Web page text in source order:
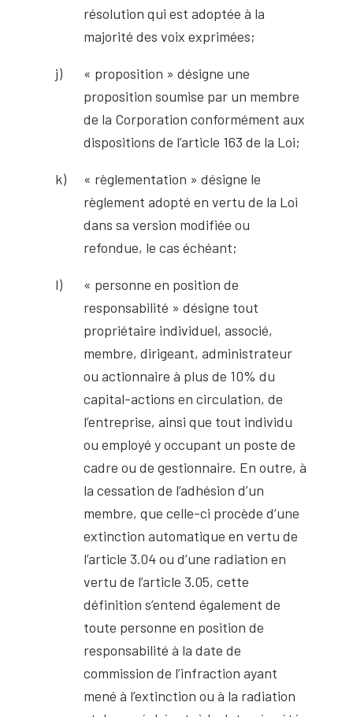
résolution qui est adoptée à la
majorité des voix exprimées;
« proposition » désigne une
proposition soumise par un membre
de la Corporation conformément aux
dispositions de l’article 163 de la Loi;
« règlementation » désigne le
règlement adopté en vertu de la Loi
dans sa version modifiée ou
refondue, le cas échéant;
« personne en position de
responsabilité » désigne tout
propriétaire individuel, associé,
membre, dirigeant, administrateur
ou actionnaire à plus de 10% du
capital-actions en circulation, de
l’entreprise, ainsi que tout individu
ou employé y occupant un poste de
cadre ou de gestionnaire. En outre, à
la cessation de l’adhésion d’un
membre, que celle-ci procède d’une
extinction automatique en vertu de
l’article 3.04 ou d’une radiation en
vertu de l’article 3.05, cette
définition s’entend également de
toute personne en position de
responsabilité à la date de
commission de l’infraction ayant
mené à l’extinction ou à la radiation